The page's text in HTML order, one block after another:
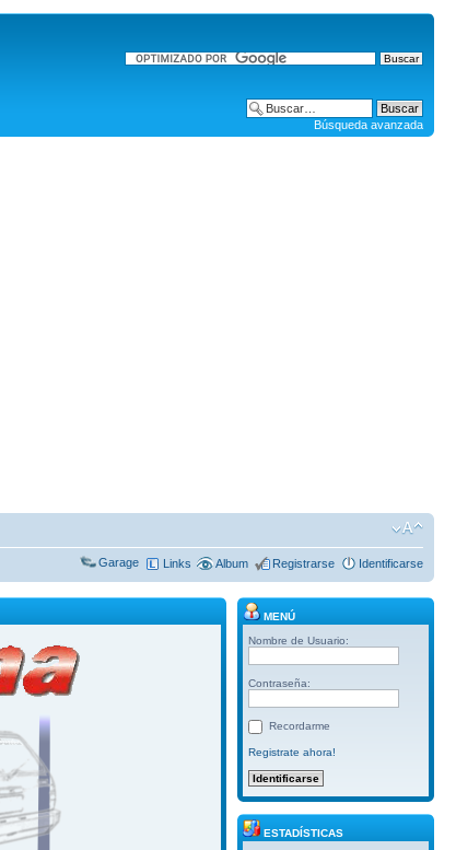
Búsqueda avanzada
Garage Links Album Registrarse Identificarse
MENÚ
Nombre de Usuario:
Contraseña:
Recordarme
Registrate ahora!
ESTADÍSTICAS